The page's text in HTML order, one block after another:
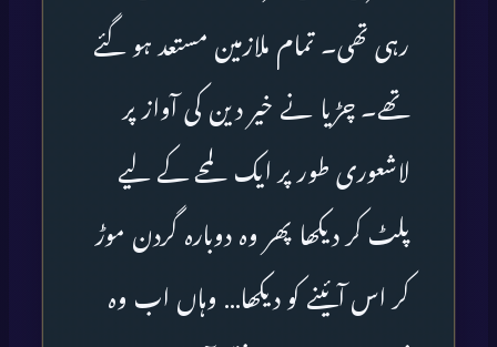
رہی تھی۔ تمام ملازمین مستعد ہو گئے
تھے۔ چڑیا نے خیر دین کی آواز پر
لاشعوری طور پر ایک لمحے کے لیے
پلٹ کر دیکھا پھر وہ دوبارہ گردن موڑ
کر اس آئینے کو دیکھا… وہاں اب وہ